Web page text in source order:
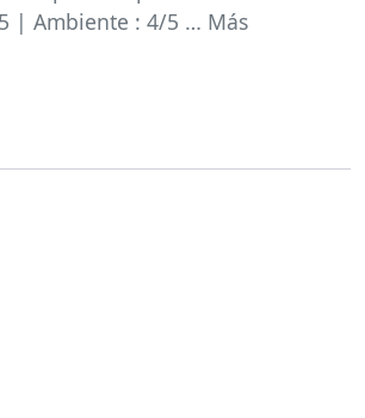
| Ambiente : 4/5 … Más